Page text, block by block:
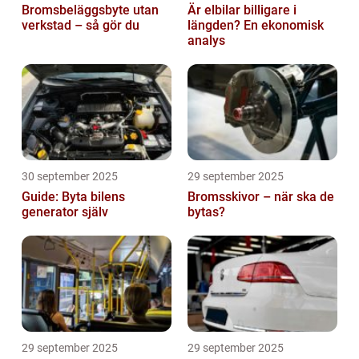
Bromsbeläggsbyte utan
verkstad – så gör du
Är elbilar billigare i
längden? En ekonomisk
analys
30 september 2025
Guide: Byta bilens
generator själv
29 september 2025
Bromsskivor – när ska de
bytas?
29 september 2025 29 september 2025